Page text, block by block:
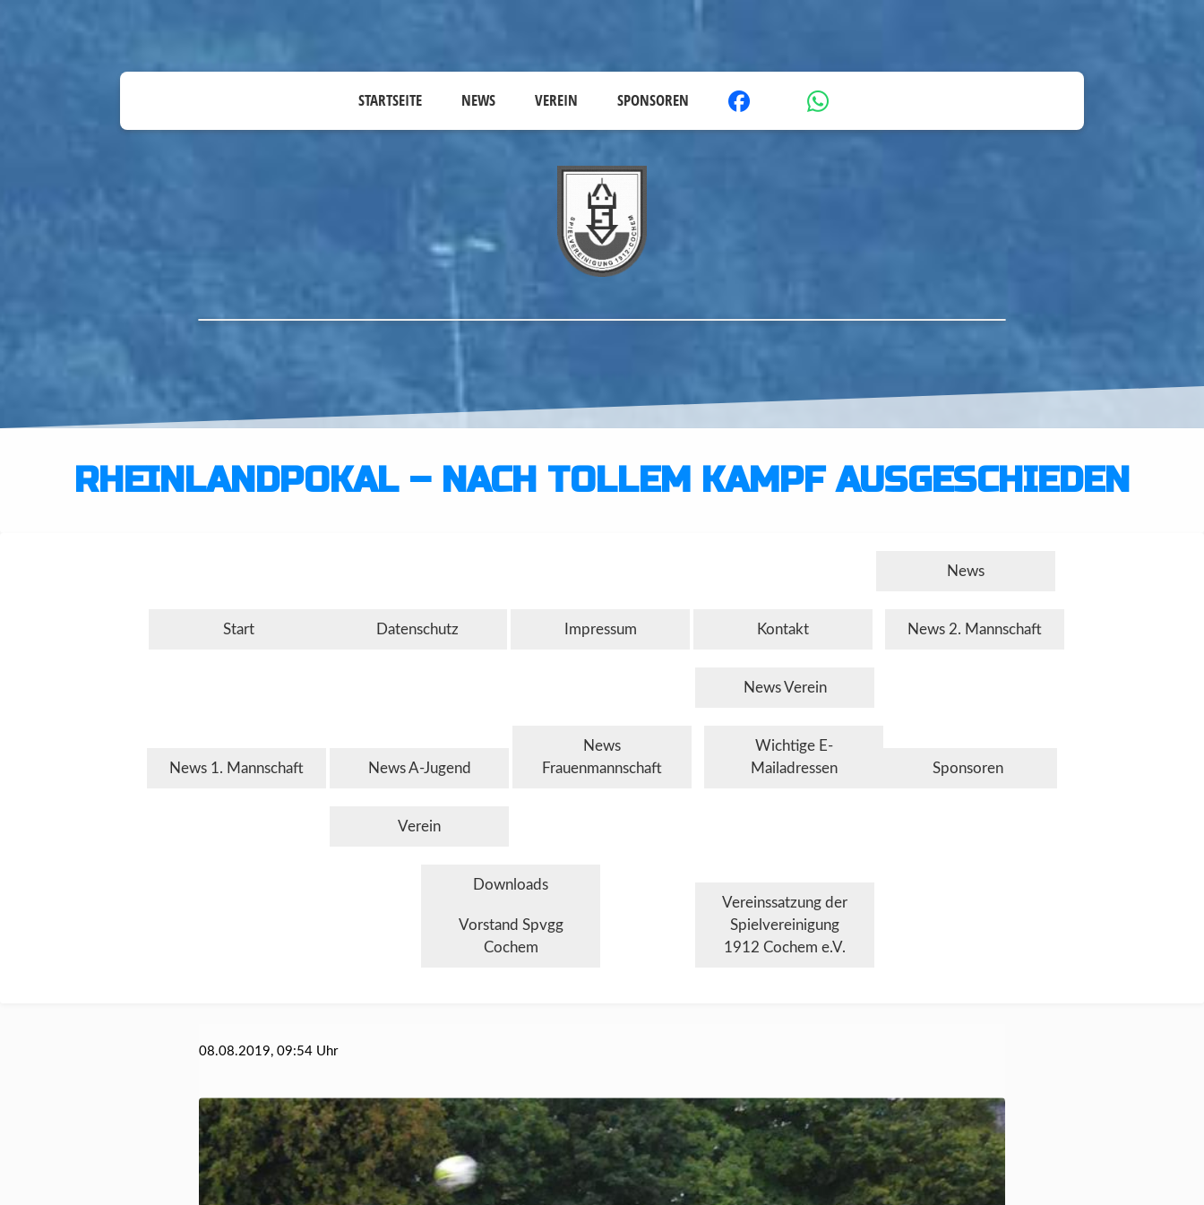
STARTSEITE NEWS VEREIN SPONSOREN
RHEINLANDPOKAL – NACH TOLLEM KAMPF AUSGESCHIEDEN
Start Datenschutz Impressum Kontakt
News
News 2. Mannschaft
News 1. Mannschaft News A-Jugend
News
Frauenmannschaft
News Verein
Wichtige E-
Mailadressen
Sponsoren
Verein
Downloads
Vorstand Spvgg
Cochem
Vereinssatzung der
Spielvereinigung
1912 Cochem e.V.
08.08.2019, 09:54 Uhr